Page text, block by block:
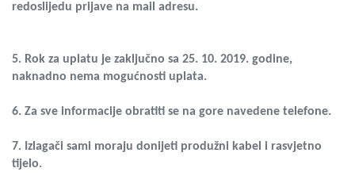
redoslijedu prijave na mail adresu.
5. Rok za uplatu je zaključno sa 25. 10. 2019. godine,
naknadno nema mogućnosti uplata.
6. Za sve informacije obratiti se na gore navedene telefone.
7. Izlagači sami moraju donijeti produžni kabel i rasvjetno
tijelo.